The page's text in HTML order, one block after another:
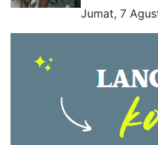
Jumat, 7